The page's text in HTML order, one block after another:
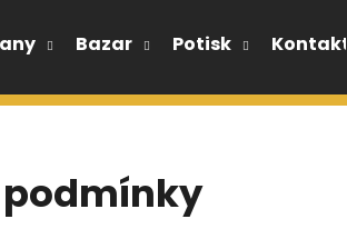
Bazar Potisk Kontakt
HLEDAT